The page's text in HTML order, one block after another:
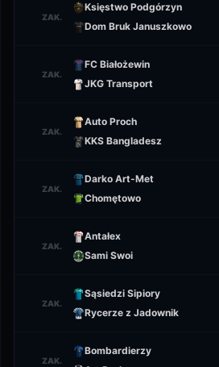
ZAK.
Księstwo Podgórzyn
Dom Bruk Januszkowo
ZAK.
FC Białożewin
JKG Transport
ZAK.
Auto Proch
KKS Bangladesz
ZAK.
Darko Art-Met
Chomętowo
ZAK.
Antałex
Sami Swoi
ZAK.
Sąsiedzi Sipiory
Rycerze z Jadownik
ZAK.
Bombardierzy